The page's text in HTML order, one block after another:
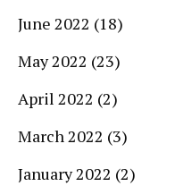
June 2022 (18)
May 2022 (23)
April 2022 (2)
March 2022 (3)
January 2022 (2)